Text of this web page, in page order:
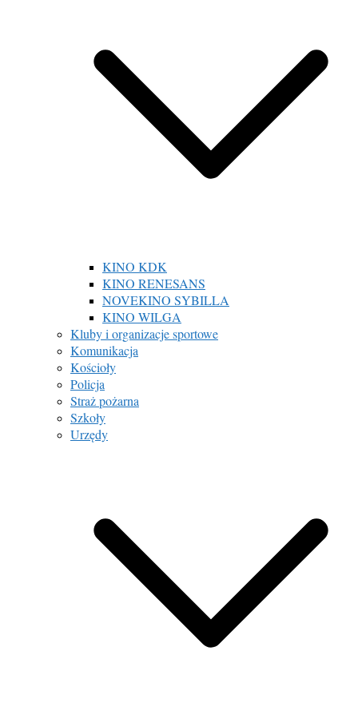
KINO KDK
KINO RENESANS
NOVEKINO SYBILLA
KINO WILGA
Kluby i organizacje sportowe
Komunikacja
Kościoły
Policja
Straż pożarna
Szkoły
Urzędy